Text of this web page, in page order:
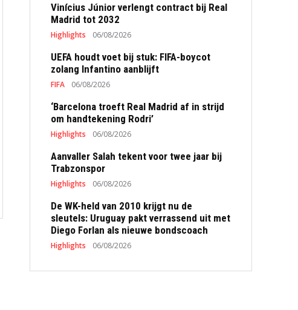
Vinícius Júnior verlengt contract bij Real
Madrid tot 2032
Highlights 06/08/2026
UEFA houdt voet bij stuk: FIFA-boycot
zolang Infantino aanblijft
FIFA 06/08/2026
‘Barcelona troeft Real Madrid af in strijd
om handtekening Rodri’
Highlights 06/08/2026
Aanvaller Salah tekent voor twee jaar bij
Trabzonspor
Highlights 06/08/2026
De WK-held van 2010 krijgt nu de
sleutels: Uruguay pakt verrassend uit met
Diego Forlan als nieuwe bondscoach
Highlights 06/08/2026